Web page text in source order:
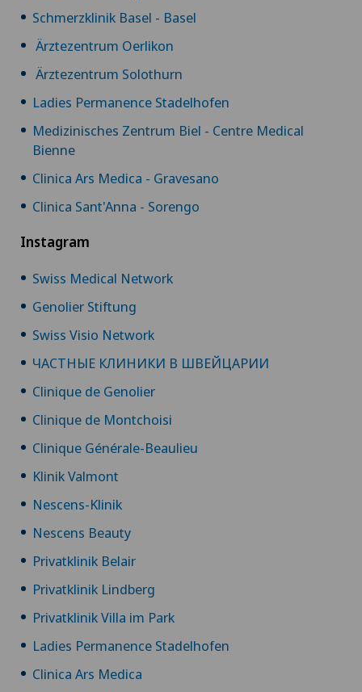
Schmerzklinik Basel - Basel
Ärztezentrum Oerlikon
Ärztezentrum Solothurn
Ladies Permanence Stadelhofen
Medizinisches Zentrum Biel - Centre Medical
Bienne
Clinica Ars Medica - Gravesano
Clinica Sant'Anna - Sorengo
Instagram
Swiss Medical Network
Genolier Stiftung
Swiss Visio Network
ЧАСТНЫЕ КЛИНИКИ В ШВЕЙЦАРИИ
Clinique de Genolier
Clinique de Montchoisi
Clinique Générale-Beaulieu
Klinik Valmont
Nescens-Klinik
Nescens Beauty
Privatklinik Belair
Privatklinik Lindberg
Privatklinik Villa im Park
Ladies Permanence Stadelhofen
Clinica Ars Medica